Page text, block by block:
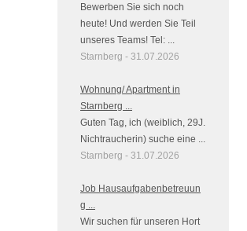
Bewerben Sie sich noch
heute! Und werden Sie Teil
unseres Teams! Tel: ...
Starnberg - 31.07.2026
Wohnung/ Apartment in
Starnberg ...
Guten Tag, ich (weiblich, 29J.
Nichtraucherin) suche eine ...
Starnberg - 31.07.2026
Job Hausaufgabenbetreuun
g ...
Wir suchen für unseren Hort